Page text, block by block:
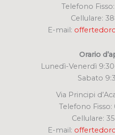
Telefono
Cellulare:
E-mail:
Orario
Lunedì-Venerdì
Sabato
Via Principi
Telefono Fisso:
Cellulare:
E-mail: